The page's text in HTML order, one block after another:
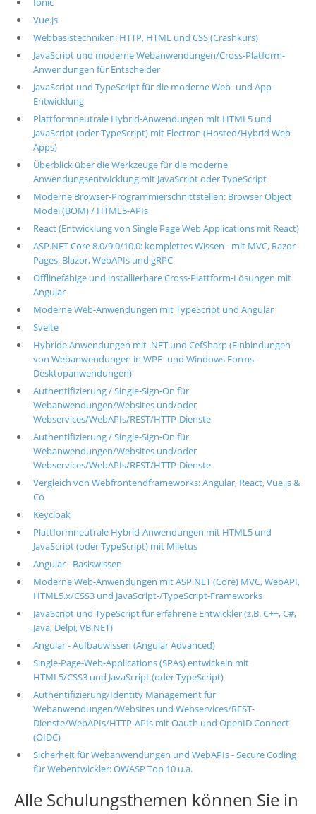
Vue.js
Webbasistechniken: HTTP, HTML und CSS (Crashkurs)
JavaScript und moderne Webanwendungen/Cross-Platform-
Anwendungen für Entscheider
JavaScript und TypeScript für die moderne Web- und App-
Entwicklung
Plattformneutrale Hybrid-Anwendungen mit HTML5 und
JavaScript (oder TypeScript) mit Electron (Hosted/Hybrid Web
Apps)
Überblick über die Werkzeuge für die moderne
Anwendungsentwicklung mit JavaScript oder TypeScript
Moderne Browser-Programmierschnittstellen: Browser Object
Model (BOM) / HTML5-APIs
React (Entwicklung von Single Page Web Applications mit React)
ASP.NET Core 8.0/9.0/10.0: komplettes Wissen - mit MVC, Razor
Pages, Blazor, WebAPIs und gRPC
Offlinefähige und installierbare Cross-Plattform-Lösungen mit
Angular
Moderne Web-Anwendungen mit TypeScript und Angular
Svelte
Hybride Anwendungen mit .NET und CefSharp (Einbindungen
von Webanwendungen in WPF- und Windows Forms-
Desktopanwendungen)
Authentifizierung / Single-Sign-On für
Webanwendungen/Websites und/oder
Webservices/WebAPIs/REST/HTTP-Dienste
Authentifizierung / Single-Sign-On für
Webanwendungen/Websites und/oder
Webservices/WebAPIs/REST/HTTP-Dienste
Vergleich von Webfrontendframeworks: Angular, React, Vue.js &
Co
Keycloak
Plattformneutrale Hybrid-Anwendungen mit HTML5 und
JavaScript (oder TypeScript) mit Miletus
Angular - Basiswissen
Moderne Web-Anwendungen mit ASP.NET (Core) MVC, WebAPI,
HTML5.x/CSS3 und JavaScript-/TypeScript-Frameworks
JavaScript und TypeScript für erfahrene Entwickler (z.B. C++, C#,
Java, Delpi, VB.NET)
Angular - Aufbauwissen (Angular Advanced)
Single-Page-Web-Applications (SPAs) entwickeln mit
HTML5/CSS3 und JavaScript (oder TypeScript)
Authentifizierung/Identity Management für
Webanwendungen/Websites und Webservices/REST-
Dienste/WebAPIs/HTTP-APIs mit Oauth und OpenID Connect
(OIDC)
Sicherheit für Webanwendungen und WebAPIs - Secure Coding
für Webentwickler: OWASP Top 10 u.a.
Alle Schulungsthemen können Sie in